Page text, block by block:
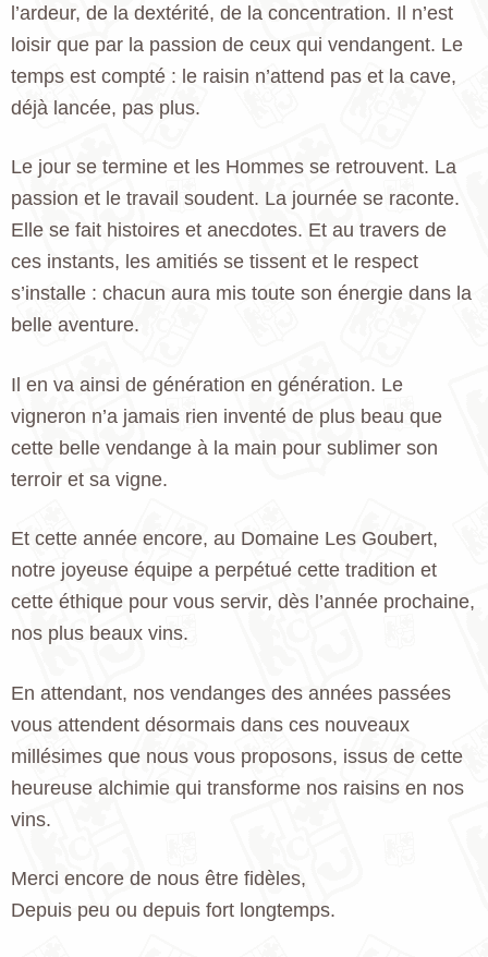
l’ardeur, de la dextérité, de la concentration. Il n’est
loisir que par la passion de ceux qui vendangent. Le
temps est compté : le raisin n’attend pas et la cave,
déjà lancée, pas plus.
Le jour se termine et les Hommes se retrouvent. La
passion et le travail soudent. La journée se raconte.
Elle se fait histoires et anecdotes. Et au travers de
ces instants, les amitiés se tissent et le respect
s’installe : chacun aura mis toute son énergie dans la
belle aventure.
Il en va ainsi de génération en génération. Le
vigneron n’a jamais rien inventé de plus beau que
cette belle vendange à la main pour sublimer son
terroir et sa vigne.
Et cette année encore, au Domaine Les Goubert,
notre joyeuse équipe a perpétué cette tradition et
cette éthique pour vous servir, dès l’année prochaine,
nos plus beaux vins.
En attendant, nos vendanges des années passées
vous attendent désormais dans ces nouveaux
millésimes que nous vous proposons, issus de cette
heureuse alchimie qui transforme nos raisins en nos
vins.
Merci encore de nous être fidèles,
Depuis peu ou depuis fort longtemps.